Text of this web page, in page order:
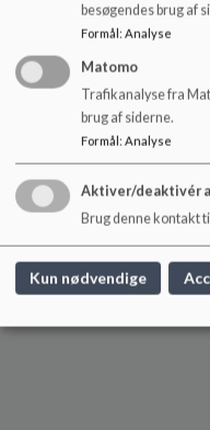
+45 3821 0900
EAN NR.
Sitemap
Cookie politik
besøgendes brug af
Formål: Analyse
Matomo
Trafikanalyse fra
brug af siderne.
Formål: Analyse
Aktiver/deaktivér
Brug denne kontakt
Kun nødvendige